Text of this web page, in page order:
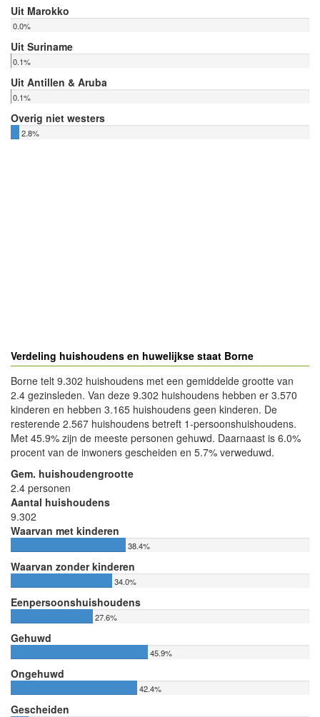
Uit Marokko
0.0%
Uit Suriname
0.1%
Uit Antillen & Aruba
0.1%
Overig niet westers
2.8%
Verdeling huishoudens en huwelijkse staat Borne
Borne telt 9.302 huishoudens met een gemiddelde grootte van
2.4 gezinsleden. Van deze 9.302 huishoudens hebben er 3.570
kinderen en hebben 3.165 huishoudens geen kinderen. De
resterende 2.567 huishoudens betreft 1-persoonshuishoudens.
Met 45.9% zijn de meeste personen gehuwd. Daarnaast is 6.0%
procent van de inwoners gescheiden en 5.7% verweduwd.
Gem. huishoudengrootte
2.4 personen
Aantal huishoudens
9.302
Waarvan met kinderen
38.4%
Waarvan zonder kinderen
34.0%
Eenpersoonshuishoudens
27.6%
Gehuwd
45.9%
Ongehuwd
42.4%
Gescheiden